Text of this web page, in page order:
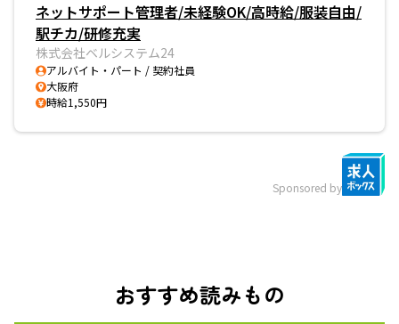
ネットサポート管理者/未経験OK/高時給/服装自由/
駅チカ/研修充実
株式会社ベルシステム24
アルバイト・パート / 契約社員
大阪府
時給1,550円
Sponsored by
おすすめ読みもの